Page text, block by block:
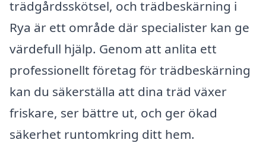
trädgårdsskötsel, och trädbeskärning i
Rya är ett område där specialister kan ge
värdefull hjälp. Genom att anlita ett
professionellt företag för trädbeskärning
kan du säkerställa att dina träd växer
friskare, ser bättre ut, och ger ökad
säkerhet runtomkring ditt hem.